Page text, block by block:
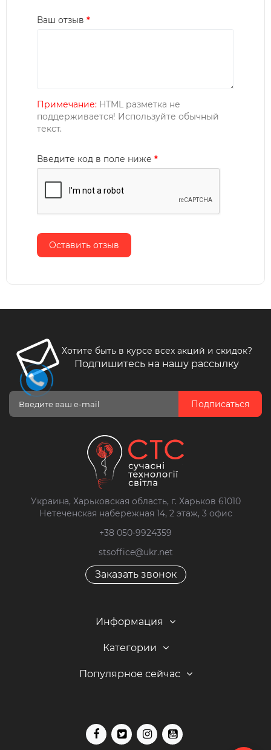
Ваш отзыв
Примечание: HTML разметка не
поддерживается! Используйте обычный
текст.
Введите код в поле ниже
Оставить отзыв
Хотите быть в курсе всех акций и скидок?
Подпишитесь на нашу рассылку
Подписаться
Украина, Харьковская область, г. Харьков 61010
Нетеченская набережная 14, 2 этаж, 3 офис
+38 050-9924359
stsoffice@ukr.net
Заказать звонок
Информация
Категории
Популярное сейчас